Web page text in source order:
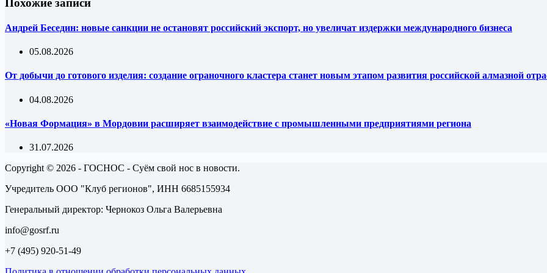
Андрей Беседин: новые санкции не остановят российский экспорт, но увеличат издержки международного бизнеса
05.08.2026
От добычи до готового изделия: создание ограночного кластера станет новым этапом развития российской алмазной
04.08.2026
«Новая Формация» в Мордовии расширяет взаимодействие с промышленными предприятиями региона
31.07.2026
Copyright © 2026 - ГОСНОС - Суём свой нос в новости.
Учредитель ООО "Клуб регионов", ИНН 6685155934
Генеральный директор: Чернокоз Ольга Валерьевна
info@gosrf.ru
+7 (495) 920-51-49